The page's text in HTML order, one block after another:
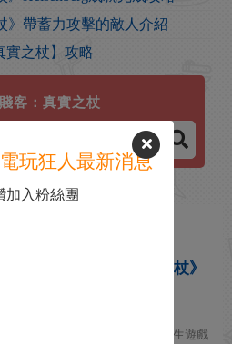
》帶蓄力攻擊的敵人介紹
實之杖】攻略
客：真實之杖
戲《南方四賤客：真實之杖》
諷刺向“18+”動畫，作為動畫衍生遊戲
玩狂人最新消息
加入粉絲團